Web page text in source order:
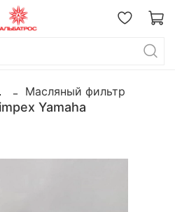
Масляный фильтр
Yamaha